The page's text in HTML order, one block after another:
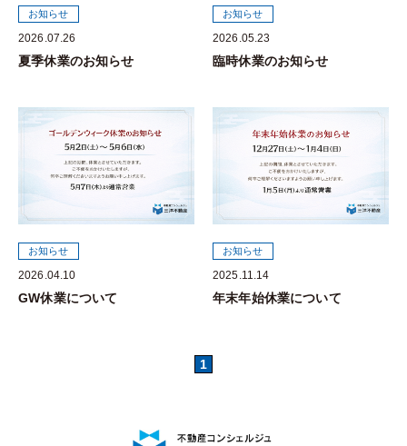
お知らせ
2026.07.26
夏季休業のお知らせ
お知らせ
2026.05.23
臨時休業のお知らせ
お知らせ
2026.04.10
GW休業について
お知らせ
2025.11.14
年末年始休業について
1